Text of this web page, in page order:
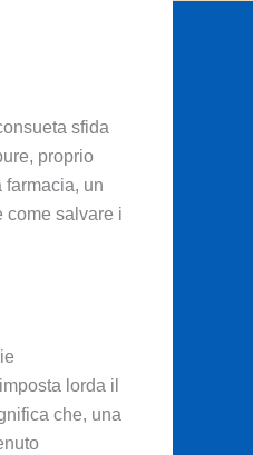
sfida
proprio
un
come salvare i
lorda il
che, una